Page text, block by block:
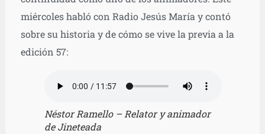
miércoles habló con Radio Jesús María y contó
sobre su historia y de cómo se vive la previa a la
edición 57:
Néstor Ramello – Relator y animador
de Jineteada